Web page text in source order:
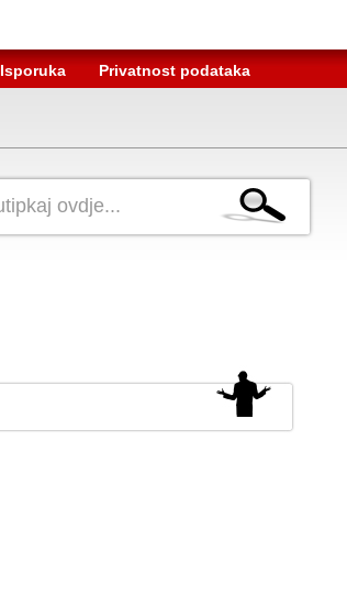
Isporuka Privatnost podataka